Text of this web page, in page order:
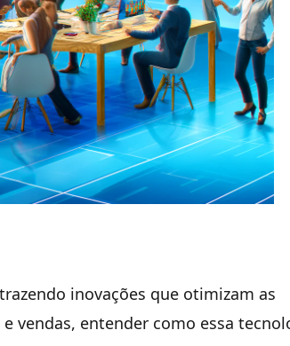
inovações que otimizam as
vendas, entender como essa